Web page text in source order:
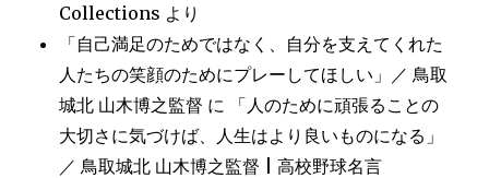
Collections より
「自己満足のためではなく、自分を支えてくれた
人たちの笑顔のためにプレーしてほしい」／ 鳥取
城北 山木博之監督 に
「人のために頑張ることの
大切さに気づけば、人生はより良いものになる」
／ 鳥取城北 山木博之監督 | 高校野球名言